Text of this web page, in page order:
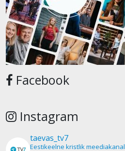
Facebook
Instagram
taevas_tv7
Eestikeelne kristlik meediakanal